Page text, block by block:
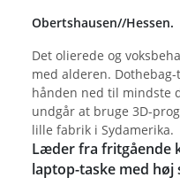
Obertshausen//Hessen.
Det olierede og
med alderen.
hånden ned til mindste
undgår at bruge 3D-
lille fabrik i Sydamerika.
Læder fra fritgående
laptop-taske med høj